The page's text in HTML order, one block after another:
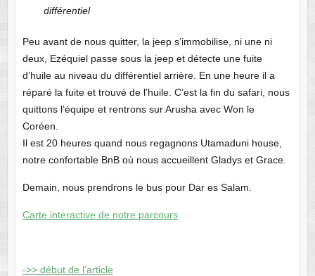
différentiel
Peu avant de nous quitter, la jeep s’immobilise, ni une ni
deux, Ezéquiel passe sous la jeep et détecte une fuite
d’huile au niveau du différentiel arrière. En une heure il a
réparé la fuite et trouvé de l’huile. C’est la fin du safari, nous
quittons l’équipe et rentrons sur Arusha avec Won le
Coréen.
Il est 20 heures quand nous regagnons Utamaduni house,
notre confortable BnB où nous accueillent Gladys et Grace.
Demain, nous prendrons le bus pour Dar es Salam.
Carte interactive de notre parcours
->> début de l’article